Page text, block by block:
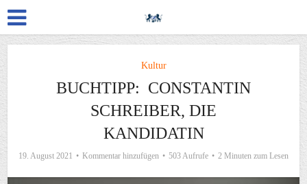
Kultur
BUCHTIPP: CONSTANTIN
SCHREIBER, DIE
KANDIDATIN
19. August 2021 Kommentar hinzufügen 503 Aufrufe 2 Minuten zum Lesen